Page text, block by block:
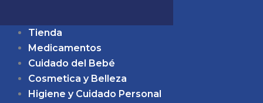
Tienda
Medicamentos
Cuidado del Bebé
Cosmetica y Belleza
Higiene y Cuidado Personal